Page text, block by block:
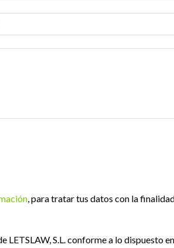
, para tratar tus datos con la
S.L. conforme a lo dispuesto en